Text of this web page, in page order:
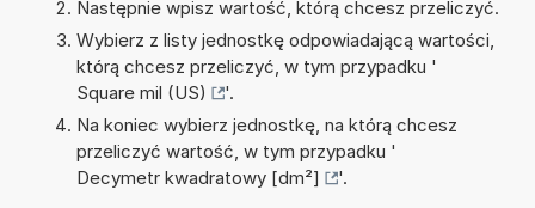
Następnie wpisz wartość, którą chcesz przeliczyć.
Wybierz z listy jednostkę odpowiadającą wartości,
którą chcesz przeliczyć, w tym przypadku '
Square mil (US)
'.
Na koniec wybierz jednostkę, na którą chcesz
przeliczyć wartość, w tym przypadku '
Decymetr kwadratowy [dm²]
'.